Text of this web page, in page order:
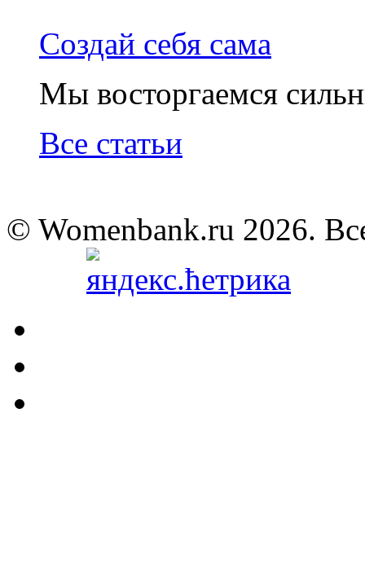
Создай себя сама
Мы восторгаемся
Все статьи
© Womenbank.ru 2026.